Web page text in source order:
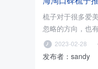
梳子对于很多爱
忽略的方向，也
木梳就可以了，
2023-02-28
发布者：sandy